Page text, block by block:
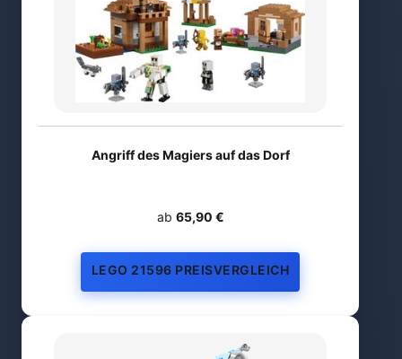
Angriff des Magiers auf das Dorf
ab 65,90 €
LEGO 21596 PREISVERGLEICH